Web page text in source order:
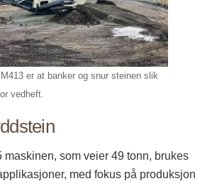
er at banker og snur steinen slik
vedheft.
maskinen, som veier 49 tonn, brukes
med fokus på produksjon